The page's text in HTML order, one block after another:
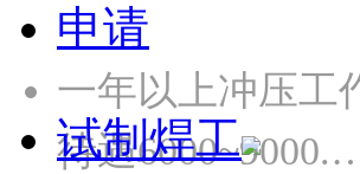
申请
一年以上冲压工
待遇
试制焊工